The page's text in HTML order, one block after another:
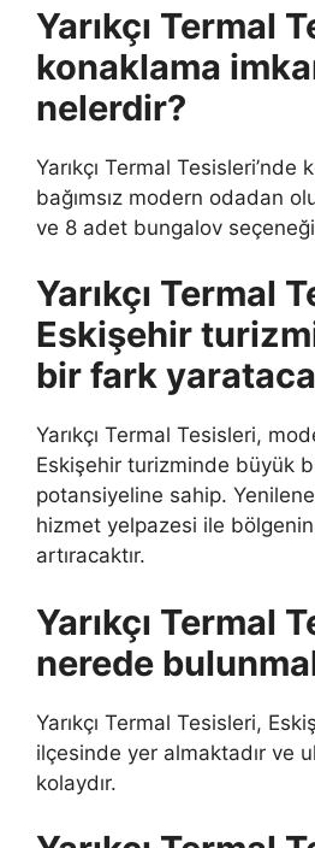
Yarıkçı Termal
konaklama
nelerdir?
Yarıkçı Termal Tesisleri’nde
bağımsız modern odadan
ve 8 adet bungalov
Yarıkçı Termal
Eskişehir
bir fark
Yarıkçı Termal Tesisleri,
Eskişehir turizminde büyük
potansiyeline sahip.
hizmet yelpazesi ile
artıracaktır.
Yarıkçı Termal
nerede
Yarıkçı Termal Tesisleri,
ilçesinde yer almaktadır ve
kolaydır.